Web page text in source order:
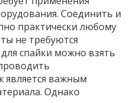
Соединить и
практически любому
не требуются
спайки можно взять
является важным
Однако